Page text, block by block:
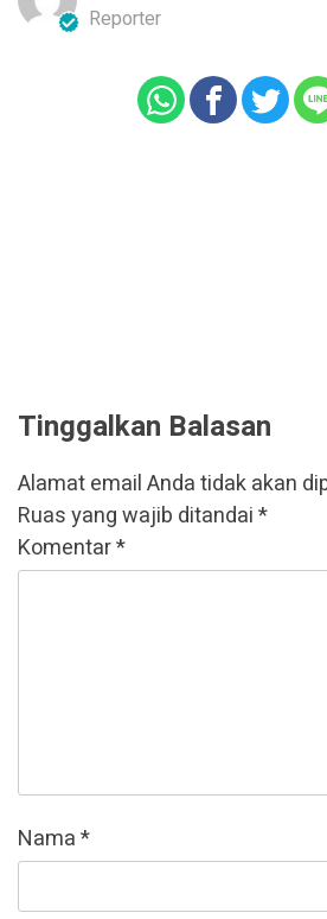
Reporter
Tinggalkan Balasan
Alamat email Anda tidak akan
Ruas yang wajib ditandai*
Komentar*
Nama*